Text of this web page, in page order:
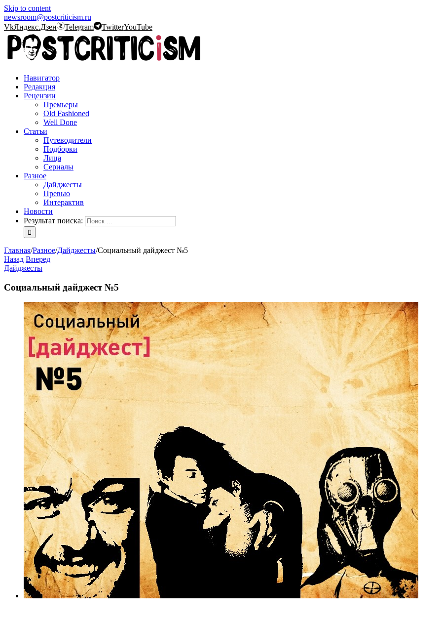
Skip to content
newsroom@postcriticism.ru
VkЯндекс.Дзен Telegram TwitterYouTube
Навигатор
Редакция
Рецензии
Премьеры
Old Fashioned
Well Done
Статьи
Путеводители
Подборки
Лица
Сериалы
Разное
Дайджесты
Превью
Интерактив
Новости
Результат поиска:
Главная/Разное/Дайджесты/Социальный дайджест №5
Назад Вперед
Дайджесты
Социальный дайджест №5